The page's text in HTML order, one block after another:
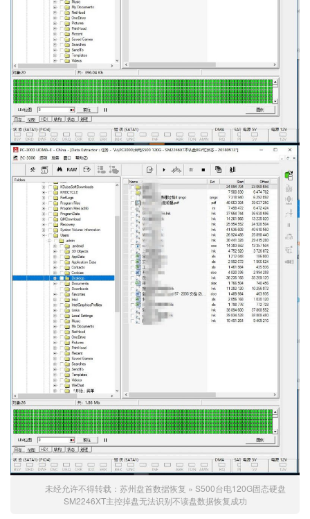
未经允许不得转载： 苏州盘首数据恢复 » S500台电120G固态硬盘
SM2246XT主控掉盘无法识别不读盘数据恢复成功